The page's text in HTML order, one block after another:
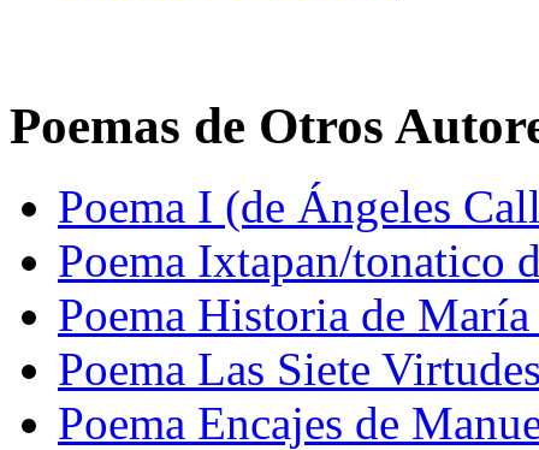
Poemas de Otros
Poema I (de Ángeles
Poema Ixtapan/tonatico
Poema Historia de
Poema Las Siete
Poema Encajes de